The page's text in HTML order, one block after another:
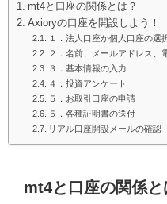
mt4と口座の関係とは？
Axioryの口座を開設しよう！
１．法人口座か個人口座の選
２．名前、メールアドレス、
３．基本情報の入力
４．投資アンケート
５．お取引口座の申請
５．各種証明書の送付
リアル口座開設メールの確認
mt4と口座の関係と